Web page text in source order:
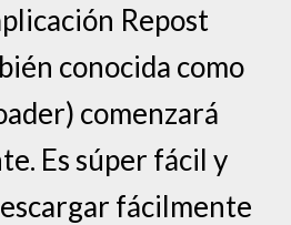
Repost
conocida como
comenzará
Es súper fácil y
fácilmente